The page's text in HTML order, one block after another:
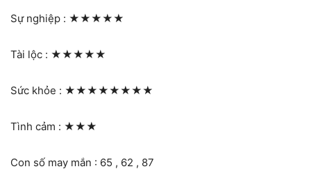
Sự nghiệp : ★★★★★
Tài lộc : ★★★★★
Sức khỏe : ★★★★★★★★
Tình cảm : ★★★
Con số may mắn : 65 , 62 , 87